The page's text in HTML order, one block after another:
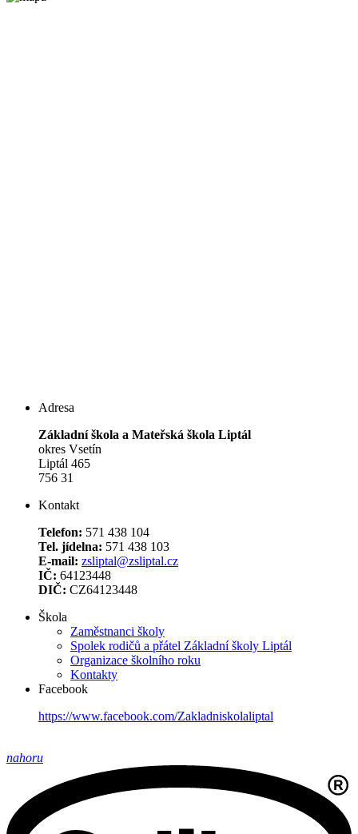
Adresa
Základní škola a Mateřská škola Liptál
okres Vsetín
Liptál 465
756 31
Kontakt
Telefon: 571 438 104
Tel. jídelna: 571 438 103
E-mail: zsliptal@zsliptal.cz
IČ: 64123448
DIČ: CZ64123448
Škola
Zaměstnanci školy
Spolek rodičů a přátel Základní školy Liptál
Organizace školního roku
Kontakty
Facebook
https://www.facebook.com/Zakladniskolaliptal
nahoru